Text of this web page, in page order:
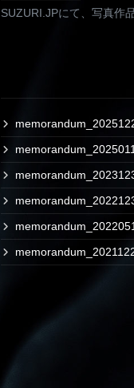
SUZURI.JPにて、写真作